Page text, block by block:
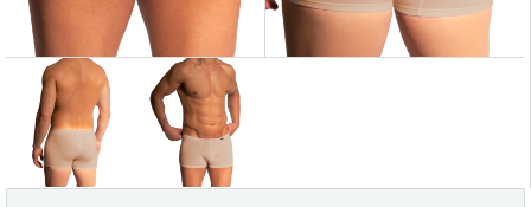
PODLE CENY OD NEJNOVĚJŠÍCH